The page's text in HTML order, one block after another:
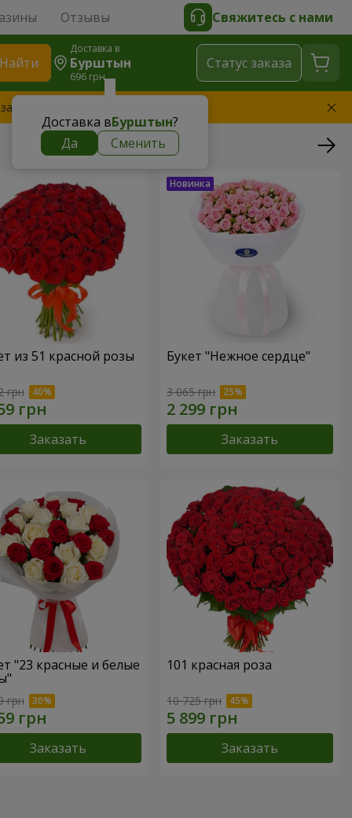
Отзывы Свяжитесь с нами
Найти
Доставка в
Бурштын
696 грн
Доставка вБурштын?
Да
Сменить
Cтатус заказа
букет
из 51 красной розы
грн
Заказать
Букет "Нежное сердце"
3 065 грн
Заказать
"23 красные и белые
грн
Заказать
101 красная роза
10 725 грн
Заказать